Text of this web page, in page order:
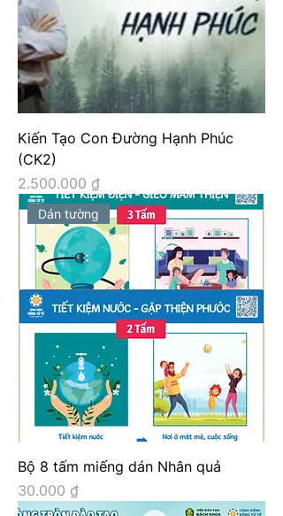
Kiến Tạo Con Đường Hạnh Phúc
(CK2)
Giá
2.500.000 ₫
Dán tường
Bộ 8 tấm miếng dán Nhân quả
Giá
30.000 ₫